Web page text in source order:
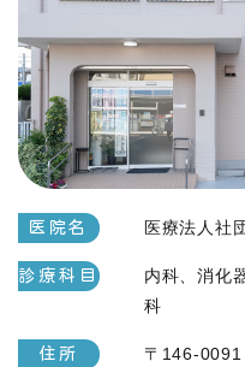
医院名 医療法人社
診療科目
内科、消化
科
住所
〒146-0091